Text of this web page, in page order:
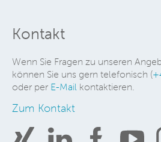
Kontakt
Wenn Sie Fragen zu unseren
können Sie uns gern telefonisch (
oder per E-Mail kontaktieren.
Zum Kontakt